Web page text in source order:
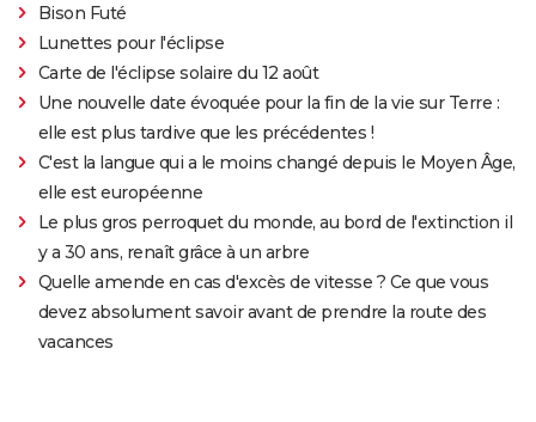
Bison Futé
Lunettes pour l'éclipse
Carte de l'éclipse solaire du 12 août
Une nouvelle date évoquée pour la fin de la vie sur Terre :
elle est plus tardive que les précédentes !
C'est la langue qui a le moins changé depuis le Moyen Âge,
elle est européenne
Le plus gros perroquet du monde, au bord de l'extinction il
y a 30 ans, renaît grâce à un arbre
Quelle amende en cas d'excès de vitesse ? Ce que vous
devez absolument savoir avant de prendre la route des
vacances